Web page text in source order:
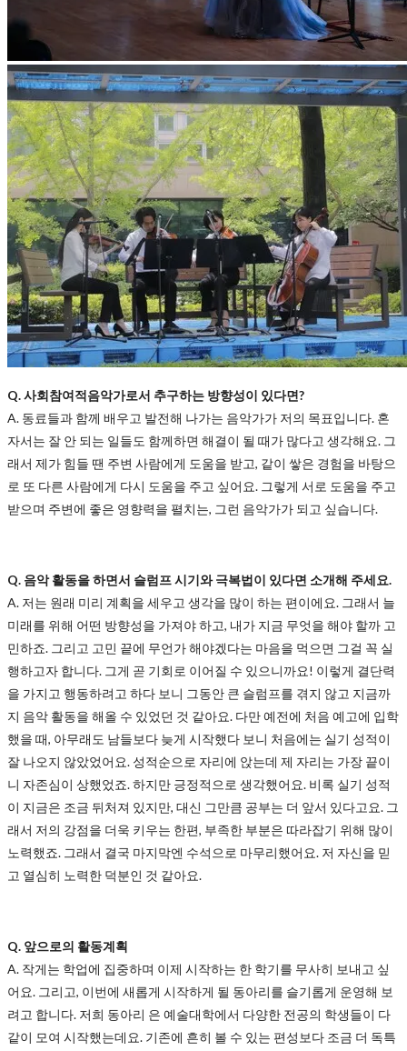
Q. 사회참여적음악가로서 추구하는 방향성이 있다면?
A. 동료들과 함께 배우고 발전해 나가는 음악가가 저의 목표입니다. 혼
자서는 잘 안 되는 일들도 함께하면 해결이 될 때가 많다고 생각해요. 그
래서 제가 힘들 땐 주변 사람에게 도움을 받고, 같이 쌓은 경험을 바탕으
로 또 다른 사람에게 다시 도움을 주고 싶어요. 그렇게 서로 도움을 주고
받으며 주변에 좋은 영향력을 펼치는, 그런 음악가가 되고 싶습니다.
Q. 음악 활동을 하면서 슬럼프 시기와 극복법이 있다면 소개해 주세요.
A. 저는 원래 미리 계획을 세우고 생각을 많이 하는 편이에요. 그래서 늘
미래를 위해 어떤 방향성을 가져야 하고, 내가 지금 무엇을 해야 할까 고
민하죠. 그리고 고민 끝에 무언가 해야겠다는 마음을 먹으면 그걸 꼭 실
행하고자 합니다. 그게 곧 기회로 이어질 수 있으니까요! 이렇게 결단력
을 가지고 행동하려고 하다 보니 그동안 큰 슬럼프를 겪지 않고 지금까
지 음악 활동을 해올 수 있었던 것 같아요. 다만 예전에 처음 예고에 입학
했을 때, 아무래도 남들보다 늦게 시작했다 보니 처음에는 실기 성적이
잘 나오지 않았었어요. 성적순으로 자리에 앉는데 제 자리는 가장 끝이
니 자존심이 상했었죠. 하지만 긍정적으로 생각했어요. 비록 실기 성적
이 지금은 조금 뒤처져 있지만, 대신 그만큼 공부는 더 앞서 있다고요. 그
래서 저의 강점을 더욱 키우는 한편, 부족한 부분은 따라잡기 위해 많이
노력했죠. 그래서 결국 마지막엔 수석으로 마무리했어요. 저 자신을 믿
고 열심히 노력한 덕분인 것 같아요.
Q. 앞으로의 활동계획
A. 작게는 학업에 집중하며 이제 시작하는 한 학기를 무사히 보내고 싶
어요. 그리고, 이번에 새롭게 시작하게 될 동아리를 슬기롭게 운영해 보
려고 합니다. 저희 동아리 은 예술대학에서 다양한 전공의 학생들이 다
같이 모여 시작했는데요. 기존에 흔히 볼 수 있는 편성보다 조금 더 독특